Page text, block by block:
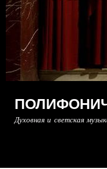
Духовная и светская